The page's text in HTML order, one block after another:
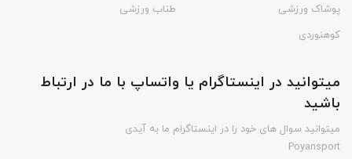
پوشاک ورزشی
طناب ورزشی
کوهنوردی
میتوانید در اینستاگرام یا واتساپ با ما در ارتباط
باشید
میتوانید سوال های خود را در اینستاگرام ما به آیدی
Poyansport